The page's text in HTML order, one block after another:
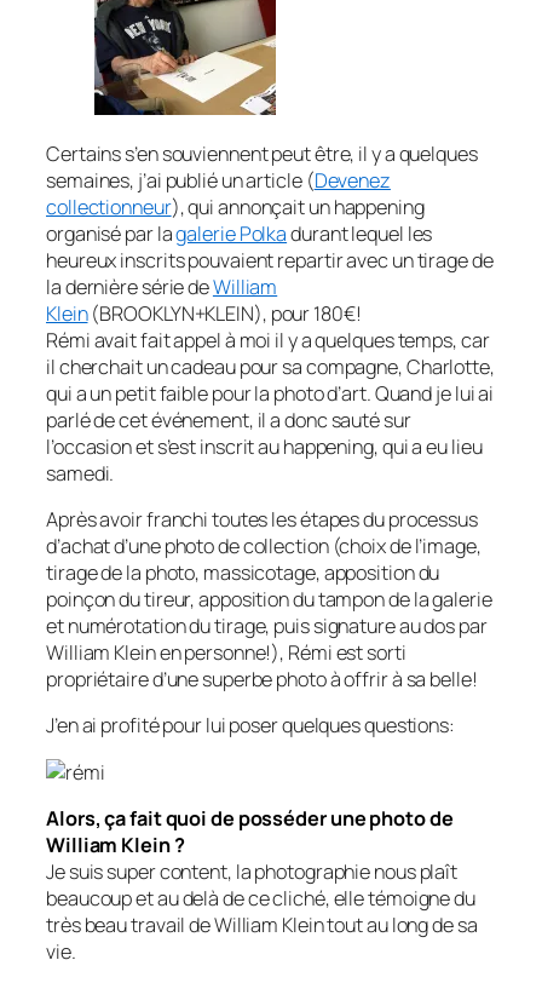
Certains s’en souviennent peut être, il y a quelques
semaines, j’ai publié un article (Devenez
collectionneur), qui annonçait un happening
organisé par lagalerie Polkadurant lequel les
heureux inscrits pouvaient repartir avec un tirage de
la dernière série deWilliam
Klein(BROOKLYN+KLEIN), pour 180€!
Rémi avait fait appel à moi il y a quelques temps, car
il cherchait un cadeau pour sa compagne, Charlotte,
qui a un petit faible pour la photo d’art. Quand je lui ai
parlé de cet événement, il a donc sauté sur
l’occasion et s’est inscrit au happening, qui a eu lieu
samedi.
Après avoir franchi toutes les étapes du processus
d’achat d’une photo de collection (choix de l’image,
tirage de la photo, massicotage, apposition du
poinçon du tireur, apposition du tampon de la galerie
et numérotation du tirage, puis signature au dos par
William Klein en personne!), Rémi est sorti
propriétaire d’une superbe photo à offrir à sa belle!
J’en ai profité pour lui poser quelques questions:
Alors, ça fait quoi de posséder une photo de
William Klein ?
Je suis super content, la photographie nous plaît
beaucoup et au delà de ce cliché, elle témoigne du
très beau travail de William Klein tout au long de sa
vie.